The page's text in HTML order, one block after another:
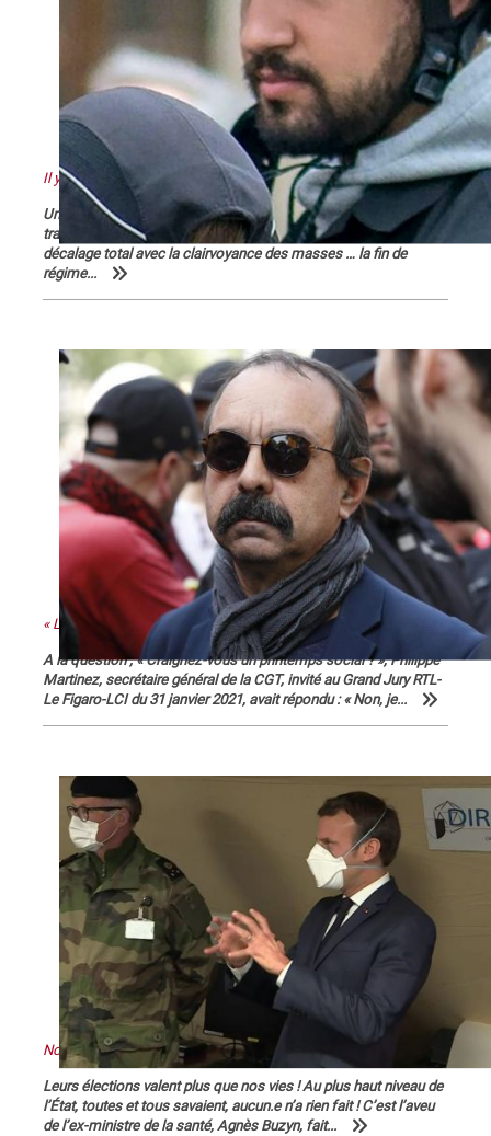
Il y a quelque chose de pourri au royaume de Macron
Un pouvoir en marche pour sa réélection qui n’en finit pas de
traîner des casseroles judiciaires … Une classe politique en
décalage total avec la clairvoyance des masses … la fin de
régime...
« La colère sociale est là » ...
A la question ; « Craignez-vous un printemps social ? », Philippe
Martinez, secrétaire général de la CGT, invité au Grand Jury RTL-
Le Figaro-LCI du 31 janvier 2021, avait répondu : « Non, je...
Nous sommes en guerre … contre Macron !
Leurs élections valent plus que nos vies ! Au plus haut niveau de
l’État, toutes et tous savaient, aucun.e n’a rien fait ! C’est l’aveu
de l’ex-ministre de la santé, Agnès Buzyn, fait...